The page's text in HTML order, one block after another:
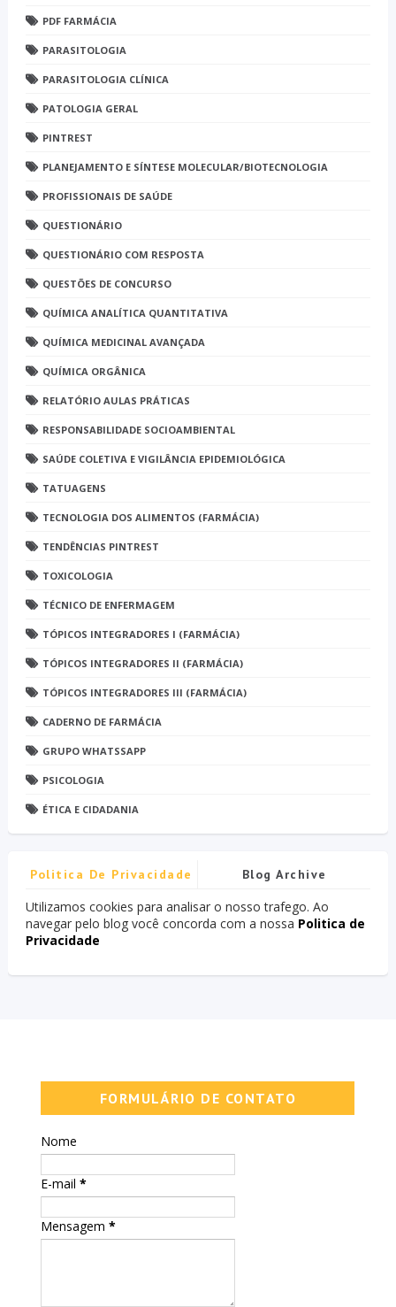
PDF FARMÁCIA
PARASITOLOGIA
PARASITOLOGIA CLÍNICA
PATOLOGIA GERAL
PINTREST
PLANEJAMENTO E SÍNTESE MOLECULAR/BIOTECNOLOGIA
PROFISSIONAIS DE SAÚDE
QUESTIONÁRIO
QUESTIONÁRIO COM RESPOSTA
QUESTÕES DE CONCURSO
QUÍMICA ANALÍTICA QUANTITATIVA
QUÍMICA MEDICINAL AVANÇADA
QUÍMICA ORGÂNICA
RELATÓRIO AULAS PRÁTICAS
RESPONSABILIDADE SOCIOAMBIENTAL
SAÚDE COLETIVA E VIGILÂNCIA EPIDEMIOLÓGICA
TATUAGENS
TECNOLOGIA DOS ALIMENTOS (FARMÁCIA)
TENDÊNCIAS PINTREST
TOXICOLOGIA
TÉCNICO DE ENFERMAGEM
TÓPICOS INTEGRADORES I (FARMÁCIA)
TÓPICOS INTEGRADORES II (FARMÁCIA)
TÓPICOS INTEGRADORES III (FARMÁCIA)
CADERNO DE FARMÁCIA
GRUPO WHATSSAPP
PSICOLOGIA
ÉTICA E CIDADANIA
Politica De Privacidade Blog Archive
Utilizamos cookies para analisar o nosso trafego. Ao
navegar pelo blog você concorda com a nossa Politica de
Privacidade
FORMULÁRIO DE CONTATO
Nome
E-mail*
Mensagem*